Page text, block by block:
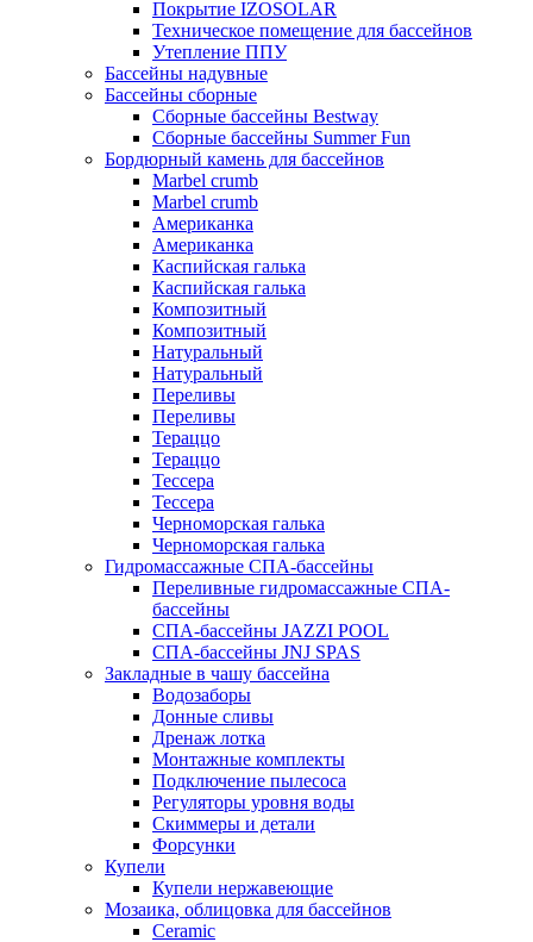
Покрытие IZOSOLAR
Техническое помещение для бассейнов
Утепление ППУ
Бассейны надувные
Бассейны сборные
Сборные бассейны Bestway
Сборные бассейны Summer Fun
Бордюрный камень для бассейнов
Marbel crumb
Marbel crumb
Американка
Американка
Каспийская галька
Каспийская галька
Композитный
Композитный
Натуральный
Натуральный
Переливы
Переливы
Тераццо
Тераццо
Тессера
Тессера
Черноморская галька
Черноморская галька
Гидромассажные СПА-бассейны
Переливные гидромассажные СПА-
бассейны
СПА-бассейны JAZZI POOL
СПА-бассейны JNJ SPAS
Закладные в чашу бассейна
Водозаборы
Донные сливы
Дренаж лотка
Монтажные комплекты
Подключение пылесоса
Регуляторы уровня воды
Скиммеры и детали
Форсунки
Купели
Купели нержавеющие
Мозаика, облицовка для бассейнов
Ceramic